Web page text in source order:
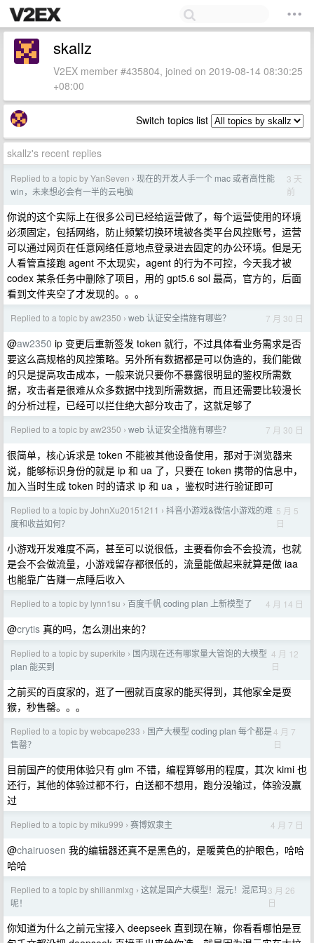
skallz
V2EX member #435804, joined on 2019-08-14 08:30:25
+08:00
Switch topics list
skallz's recent replies
Replied to a topic by YanSeven › 现在的开发人手一个 mac 或者高性能
win，未来想必会有一半的云电脑
3 天
前
你说的这个实际上在很多公司已经给运营做了，每个运营使用的环境
必须固定，包括网络，防止频繁切换环境被各类平台风控账号，运营
可以通过网页在任意网络任意地点登录进去固定的办公环境。但是无
人看管直接跑 agent 不太现实，agent 的行为不可控，今天我才被
codex 某条任务中删除了项目，用的 gpt5.6 sol 最高，官方的，后面
看到文件夹空了才发现的。。。
Replied to a topic by aw2350 › web 认证安全措施有哪些？ 7 月 30 日
@aw2350 ip 变更后重新签发 token 就行，不过具体看业务需求是否
要这么高规格的风控策略。另外所有数据都是可以伪造的，我们能做
的只是提高攻击成本，一般来说只要你不暴露很明显的鉴权所需数
据，攻击者是很难从众多数据中找到所需数据，而且还需要比较漫长
的分析过程，已经可以拦住绝大部分攻击了，这就足够了
Replied to a topic by aw2350 › web 认证安全措施有哪些？ 7 月 30 日
很简单，核心诉求是 token 不能被其他设备使用，那对于浏览器来
说，能够标识身份的就是 ip 和 ua 了，只要在 token 携带的信息中，
加入当时生成 token 时的请求 ip 和 ua ，鉴权时进行验证即可
Replied to a topic by JohnXu20151211 › 抖音小游戏&微信小游戏的难
度和收益如何？
5 月 5
日
小游戏开发难度不高，甚至可以说很低，主要看你会不会投流，也就
是会不会做流量，小游戏留存都很低的，流量能做起来就算是做 iaa
也能靠广告赚一点睡后收入
Replied to a topic by lynn1su › 百度千帆 coding plan 上新模型了 4 月 14 日
@crytis 真的吗，怎么测出来的？
Replied to a topic by superkite › 国内现在还有哪家量大管饱的大模型
plan 能买到
4 月 12
日
之前买的百度家的，逛了一圈就百度家的能买得到，其他家全是耍
猴，秒售罄。。。
Replied to a topic by webcape233 › 国产大模型 coding plan 每个都是
售罄？
4 月 7
日
目前国产的使用体验只有 glm 不错，编程算够用的程度，其次 kimi 也
还行，其他的体验过都不行，白送都不想用，跑分没输过，体验没赢
过
Replied to a topic by miku999 › 赛博奴隶主 4 月 7 日
@chairuosen 我的编辑器还真不是黑色的，是暖黄色的护眼色，哈哈
哈哈
Replied to a topic by shilianmlxg › 这就是国产大模型！混元！混尼玛
呢！
3 月 26
日
你知道为什么之前元宝接入 deepseek 直到现在嘛，你看看哪怕是豆